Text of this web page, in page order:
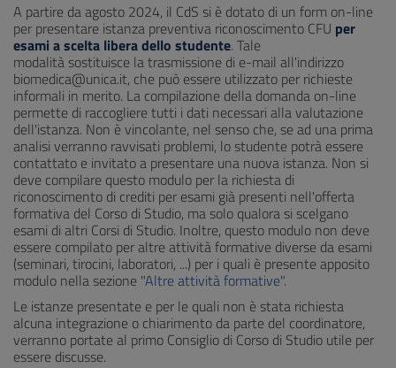
A partire da agosto 2024, il CdS si è dotato di un form on-line
per presentare istanza preventiva riconoscimento CFU per
esami a scelta libera dello studente. Tale
modalità sostituisce la trasmissione di e-mail all'indirizzo
biomedica@unica.it, che può essere utilizzato per richieste
informali in merito. La compilazione della domanda on-line
permette di raccogliere tutti i dati necessari alla valutazione
dell'istanza. Non è vincolante, nel senso che, se ad una prima
analisi verranno ravvisati problemi, lo studente potrà essere
contattato e invitato a presentare una nuova istanza. Non si
deve compilare questo modulo per la richiesta di
riconoscimento di crediti per esami già presenti nell'offerta
formativa del Corso di Studio, ma solo qualora si scelgano
esami di altri Corsi di Studio. Inoltre, questo modulo non deve
essere compilato per altre attività formative diverse da esami
(seminari, tirocini, laboratori, ...) per i quali è presente apposito
modulo nella sezione "Altre attività formative".
Le istanze presentate e per le quali non è stata richiesta
alcuna integrazione o chiarimento da parte del coordinatore,
verranno portate al primo Consiglio di Corso di Studio utile per
essere discusse.